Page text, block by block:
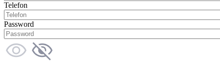
Telefon
Password